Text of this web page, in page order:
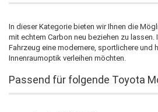
In dieser Kategorie bieten wir Ihnen die
mit echtem Carbon neu beziehen zu lassen.
Fahrzeug eine modernere, sportlichere und
Innenraumoptik verleihen möchten.
Passend für folgende Toyota